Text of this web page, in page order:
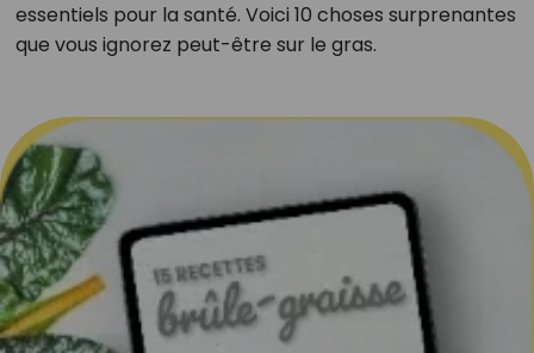
essentiels pour la santé. Voici 10 choses surprenantes
que vous ignorez peut-être sur le gras.